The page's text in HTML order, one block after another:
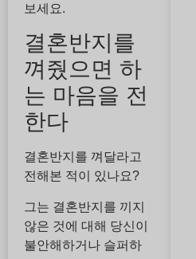
보세요.
결혼반지를
껴줬으면 하
는 마음을 전
한다
결혼반지를 껴달라고
전해본 적이 있나요?
그는 결혼반지를 끼지
않은 것에 대해 당신이
불안해하거나 슬퍼하